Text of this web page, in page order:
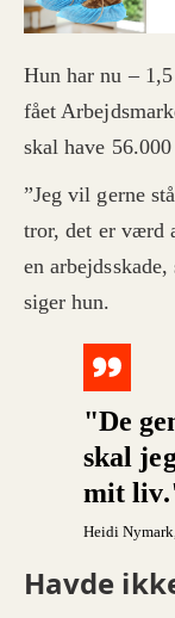
Hun har nu –
fået
skal have
”Jeg vil gerne
tror, det er værd
en
siger hun.
"De
skal
mit
Heidi Nymark
Havde